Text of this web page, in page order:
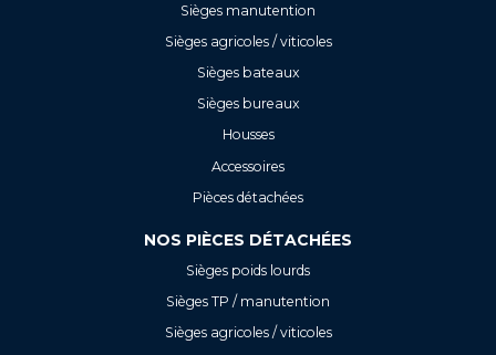
Sièges manutention
Sièges agricoles / viticoles
Sièges bateaux
Sièges bureaux
Housses
Accessoires
Pièces détachées
NOS PIÈCES DÉTACHÉES
Sièges poids lourds
Sièges TP / manutention
Sièges agricoles / viticoles